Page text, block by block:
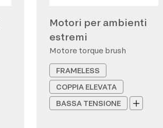
Motori per ambienti
estremi
Motore torque brush
FRAMELESS
COPPIA ELEVATA
BASSA TENSIONE